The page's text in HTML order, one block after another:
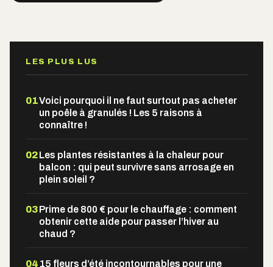
LES PLUS LUS
01Voici pourquoi il ne faut surtout pas acheter
un poêle à granulés ! Les 5 raisons à
connaître !
02Les plantes résistantes à la chaleur pour
balcon : qui peut survivre sans arrosage en
plein soleil ?
03Prime de 800 € pour le chauffage : comment
obtenir cette aide pour passer l’hiver au
chaud ?
04 15 fleurs d’été incontournables pour une